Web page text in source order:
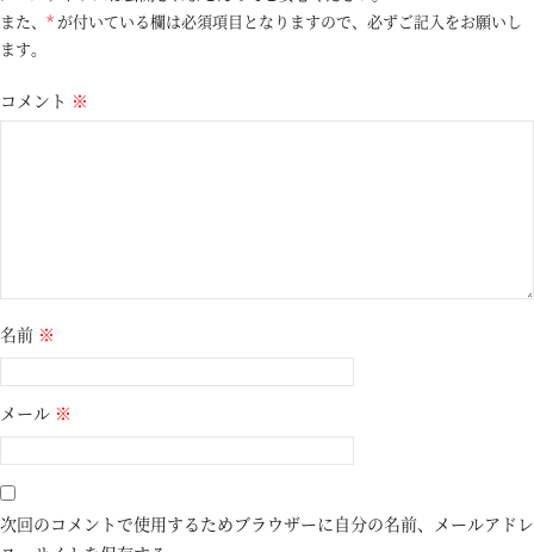
また、 * が付いている欄は必須項目となりますので、必ずご記入をお願いし
ます。
コメント ※
名前 ※
メール ※
次回のコメントで使用するためブラウザーに自分の名前、メールアドレ